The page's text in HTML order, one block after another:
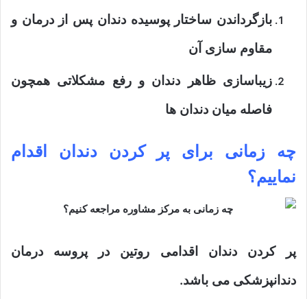
بازگرداندن ساختار پوسیده دندان پس از درمان و
مقاوم سازی آن
زیباسازی ظاهر دندان و رفع مشکلاتی همچون
فاصله میان دندان ها
چه زمانی برای پر کردن دندان اقدام
نماییم؟
پر کردن دندان اقدامی روتین در پروسه درمان
دندانپزشکی می باشد.